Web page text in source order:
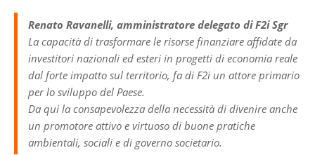
Renato Ravanelli, amministratore delegato di F2i Sgr
La capacità di trasformare le risorse finanziare affidate da
investitori nazionali ed esteri in progetti di economia reale
dal forte impatto sul territorio, fa di F2i un attore primario
per lo sviluppo del Paese.
Da qui la consapevolezza della necessità di divenire anche
un promotore attivo e virtuoso di buone pratiche
ambientali, sociali e di governo societario.